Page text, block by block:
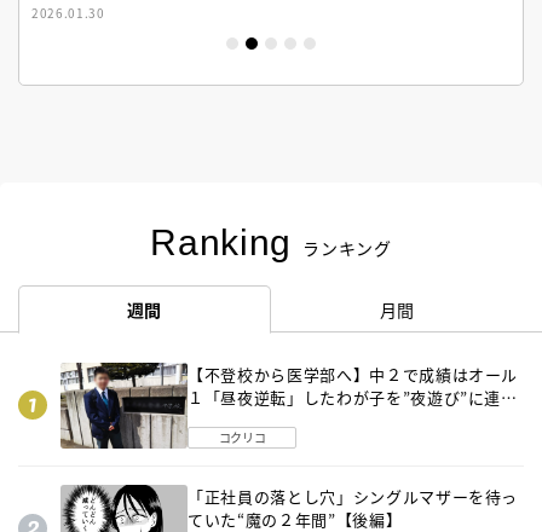
2026.01.30
Ranking ランキング
週間 月間
【不登校から医学部へ】中２で成績はオール
１「昼夜逆転」したわが子を”夜遊び”に連れ
コクリコ
「正社員の落とし穴」シングルマザーを待っ
ていた“魔の２年間”【後編】